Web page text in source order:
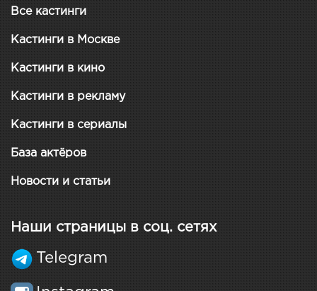
Все кастинги
Кастинги в Москве
Кастинги в кино
Кастинги в рекламу
Кастинги в сериалы
База актёров
Новости и статьи
Наши страницы в соц. сетях
Telegram